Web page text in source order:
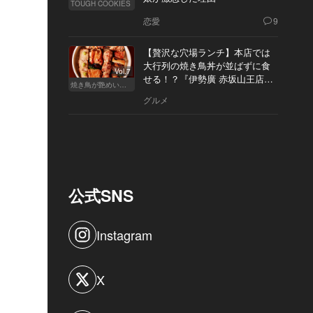
TOUGH COOKIES
恋愛 9
Vol.7
焼き鳥が艶めいてきた
【贅沢な穴場ランチ】本店では
大行列の焼き鳥丼が並ばずに食
せる！？『伊勢廣 赤坂山王店』
グルメ
公式SNS
Instagram
X